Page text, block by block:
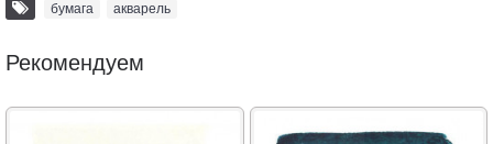
бумага акварель
Рекомендуем